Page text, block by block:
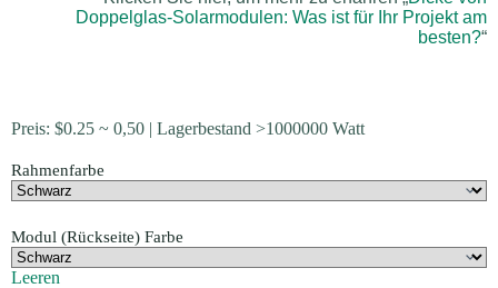
Doppelglas-Solarmodulen: Was ist für Ihr Projekt am
besten?“
Preis: $0.25 ~ 0,50 | Lagerbestand >1000000 Watt
Rahmenfarbe
Modul (Rückseite) Farbe
Leeren